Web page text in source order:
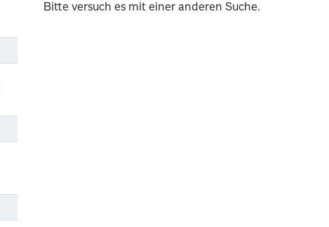
Bitte versuch es mit einer anderen Suche.